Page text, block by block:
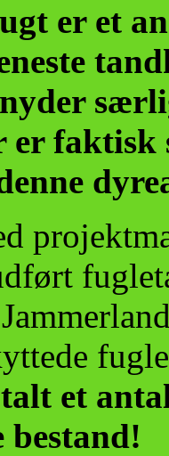
er et
er
et
bestand!